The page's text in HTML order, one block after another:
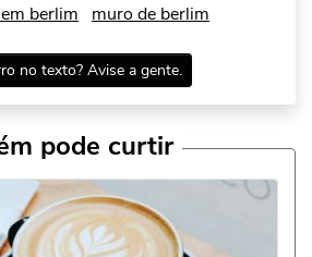
berlim muro de berlim
no texto? Avise a gente.
pode curtir